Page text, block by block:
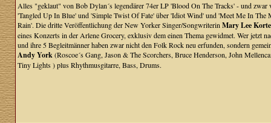
Alles "geklaut" von Bob Dylan´s legendärer 74er LP 'Blood On The Tracks' - und
'Tangled Up In Blue' und 'Simple Twist Of Fate' über 'Idiot Wind' und 'Meet Me In
Rain'. Die dritte Veröffentlichung der New Yorker Singer/Songwriterin Mary Lee
eines Konzerts in der Arlene Grocery, exklusiv dem einen Thema gewidmet. Wer jetzt
und ihre 5 Begleitmänner haben zwar nicht den Folk Rock neu erfunden, sondern
Andy York (Roscoe´s Gang, Jason & The Scorchers, Bruce Henderson, John
Tiny Lights ) plus Rhythmusgitarre, Bass, Drums.